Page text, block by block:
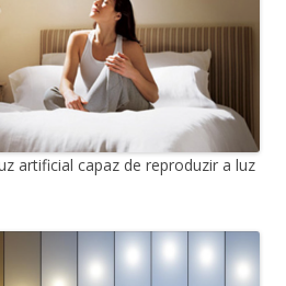
artificial capaz de reproduzir a luz